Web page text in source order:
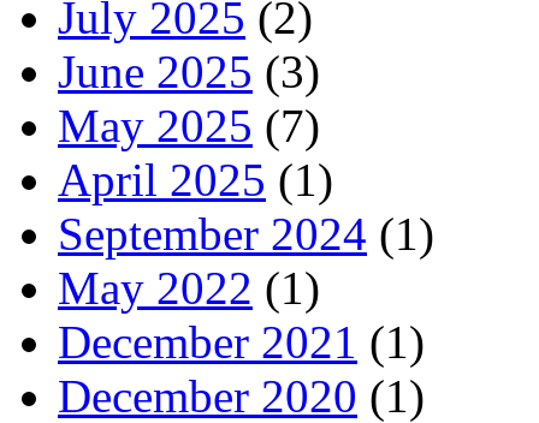
July 2025 (2)
June 2025 (3)
May 2025 (7)
April 2025 (1)
September 2024 (1)
May 2022 (1)
December 2021 (1)
December 2020 (1)